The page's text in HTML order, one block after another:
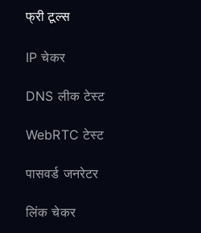
फ्री टूल्स
IP चेकर
DNS लीक टेस्ट
WebRTC टेस्ट
पासवर्ड जनरेटर
लिंक चेकर